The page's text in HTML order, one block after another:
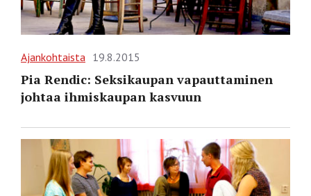
Ajankohtaista 19.8.2015
Pia Rendic: Seksikaupan vapauttaminen
johtaa ihmiskaupan kasvuun